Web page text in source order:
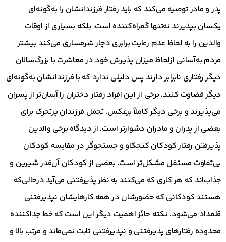
پدر و مادر توصیه می‌کند که باید رفتار فرزندانشان را به‌گونه‌ای
یکسان بپذیرند نه‌تنها گمراه‌کننده است، بلکه بسیاری از اوقات
والدین را به لحاظ عدم رعایت برابری دچار شرمساری می‌کند بیشتر
مردم به‌آسانی ازلحاظ میزان پذیرش خود در معاشرت با بزرگ‌سالان
دیگر رفتاری نابرابر دارند پس دلیلی ندارد که با فرزندانشان به‌گونه‌ای
دیگر قضاوت کنند. برخی از این افراد رفتار دختران را آسان‌تر از پسران
می‌پذیرند و برخی دیگر کاملاً برعکس. تحمل فرزندان پرتحرک برای
بعضی از پدران و مادران دشوارتر است. از دیدگاه برخی والدین
پذیرفتن رفتار کودکان کنجکاو و جستجوگر در مقایسه کودکان
بی‌تفاوت مستقل مشکل‌تر است. بعضی از کودکان آن‌قدر شیرین و
جذاب‌اند که هر کاری که می‌کنند به نظر پذیرفتنی می‌آید درحالی‌که
هستند کودکانی که حضورشان در همه کارهایشان نپذیرفتنی
قلمداد می‌شود. نکته حائز اهمیت دیگر این است که خط جداکننده
محدوده رفتارهای پذیرفتنی و نپذیرفتنی ثابت نمی‌ماند و مرتب بالا و